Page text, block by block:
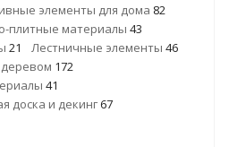
элементы для дома 82
плитные материалы 43
21 Лестничные элементы 46
172
41
доска и декинг 67